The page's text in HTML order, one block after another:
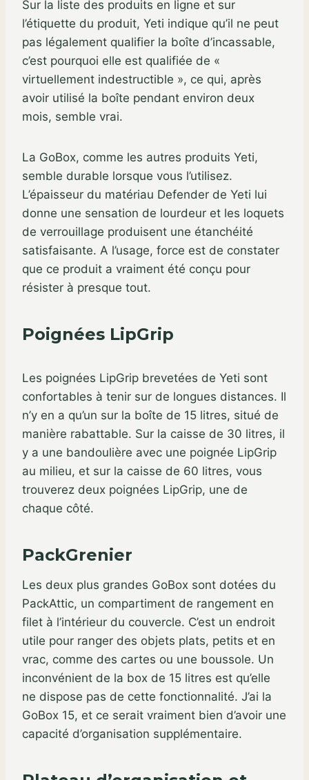
Sur la liste des produits en ligne et sur
l’étiquette du produit, Yeti indique qu’il ne peut
pas légalement qualifier la boîte d’incassable,
c’est pourquoi elle est qualifiée de «
virtuellement indestructible », ce qui, après
avoir utilisé la boîte pendant environ deux
mois, semble vrai.
La GoBox, comme les autres produits Yeti,
semble durable lorsque vous l’utilisez.
L’épaisseur du matériau Defender de Yeti lui
donne une sensation de lourdeur et les loquets
de verrouillage produisent une étanchéité
satisfaisante. A l’usage, force est de constater
que ce produit a vraiment été conçu pour
résister à presque tout.
Poignées LipGrip
Les poignées LipGrip brevetées de Yeti sont
confortables à tenir sur de longues distances. Il
n’y en a qu’un sur la boîte de 15 litres, situé de
manière rabattable. Sur la caisse de 30 litres, il
y a une bandoulière avec une poignée LipGrip
au milieu, et sur la caisse de 60 litres, vous
trouverez deux poignées LipGrip, une de
chaque côté.
PackGrenier
Les deux plus grandes GoBox sont dotées du
PackAttic, un compartiment de rangement en
filet à l’intérieur du couvercle. C’est un endroit
utile pour ranger des objets plats, petits et en
vrac, comme des cartes ou une boussole. Un
inconvénient de la box de 15 litres est qu’elle
ne dispose pas de cette fonctionnalité. J’ai la
GoBox 15, et ce serait vraiment bien d’avoir une
capacité d’organisation supplémentaire.